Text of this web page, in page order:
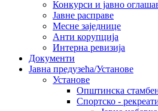
Конкурси и јавно
Јавне расправе
Месне заједнице
Анти корупција
Интерна ревизија
Документи
Јавна предузећа/Установе
Установе
Општинскa
Спортско -